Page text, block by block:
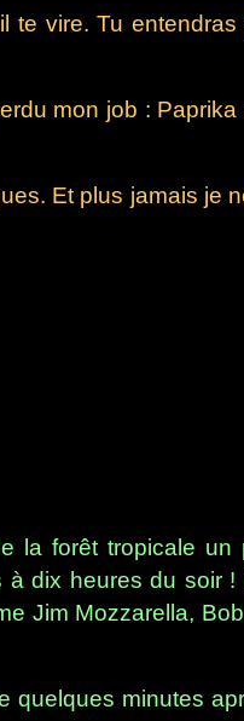
te vire. Tu
mon job :
Et plus jamais je
la forêt tropicale un
dix heures du soir
Jim Mozzarella,
quelques minutes